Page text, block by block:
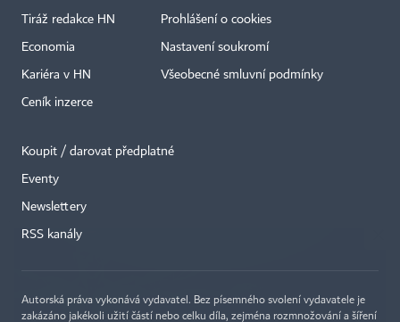
Tiráž redakce HN
Economia
Kariéra v HN
Ceník inzerce
Prohlášení o cookies
Nastavení soukromí
Všeobecné smluvní podmínky
Koupit / darovat předplatné
Eventy
Newslettery
RSS kanály
Autorská práva vykonává vydavatel. Bez písemného svolení vydavatele je
zakázáno jakékoli užití částí nebo celku díla, zejména rozmnožování a šíření